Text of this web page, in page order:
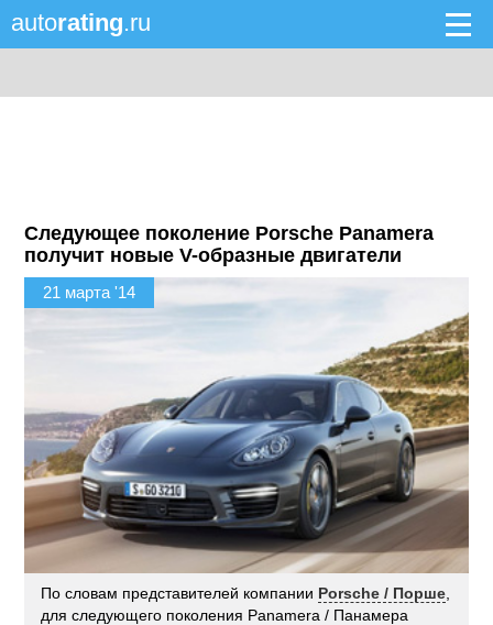
autorating.ru
Следующее поколение Porsche Panamera
получит новые V-образные двигатели
21 марта '14
По словам представителей компании Porsche / Порше
для следующего поколения Panamera / Панамера